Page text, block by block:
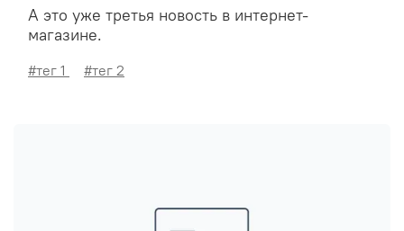
А это уже третья новость в интернет-
магазине.
#тег 1 #тег 2